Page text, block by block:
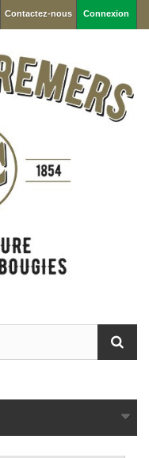
Connexion
Contactez-nous